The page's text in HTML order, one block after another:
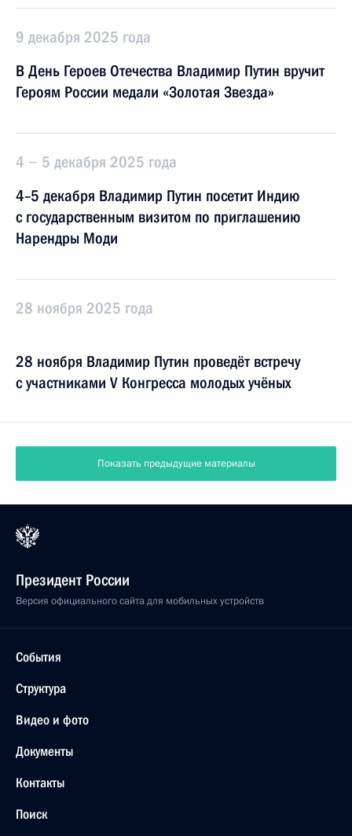
9 декабря 2025 года
В День Героев Отечества Владимир Путин вручит
Героям России медали «Золотая Звезда»
4 − 5 декабря 2025 года
4–5 декабря Владимир Путин посетит Индию
с государственным визитом по приглашению
Нарендры Моди
28 ноября 2025 года
28 ноября Владимир Путин проведёт встречу
с участниками V Конгресса молодых учёных
Показать предыдущие материалы
Президент России
Версия официального сайта для мобильных устройств
События
Структура
Видео и фото
Документы
Контакты
Поиск